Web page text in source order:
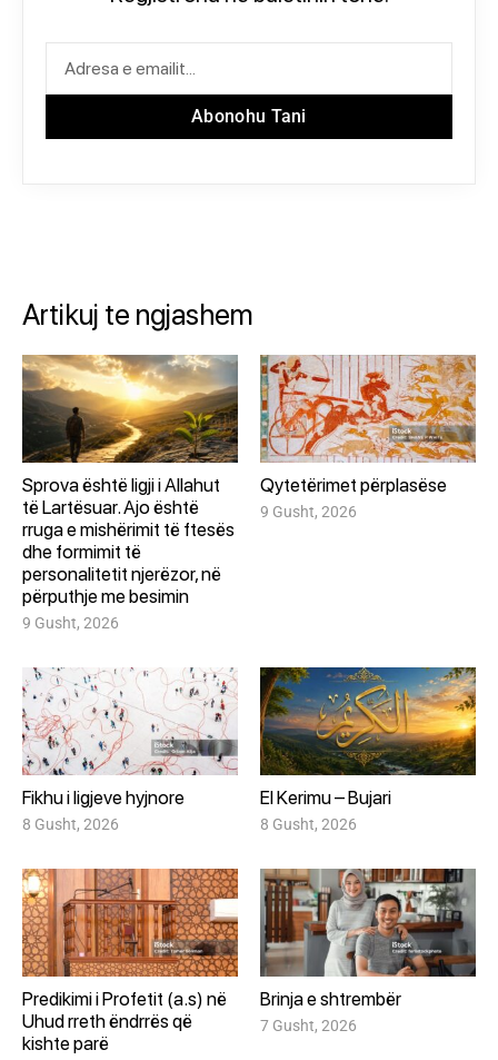
Abonohu Tani
Artikuj te ngjashem
Sprova është ligji i Allahut
të Lartësuar. Ajo është
rruga e mishërimit të ftesës
dhe formimit të
personalitetit njerëzor, në
përputhje me besimin
9 Gusht, 2026
Qytetërimet përplasëse
9 Gusht, 2026
Fikhu i ligjeve hyjnore
8 Gusht, 2026
El Kerimu – Bujari
8 Gusht, 2026
Predikimi i Profetit (a.s) në
Uhud rreth ëndrrës që
kishte parë
Brinja e shtrembër
7 Gusht, 2026